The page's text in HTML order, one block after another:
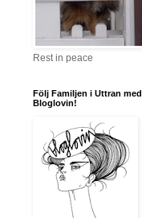
Rest in peace
Följ Familjen i Uttran med
Bloglovin!